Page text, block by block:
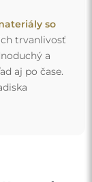
so
trvanlivosť
a
aj po čase.